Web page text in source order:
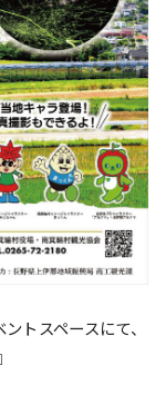
トスペースにて、